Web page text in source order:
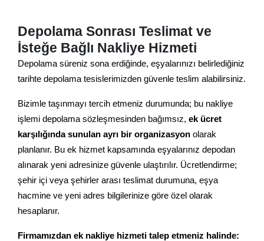
Depolama Sonrası Teslimat ve
İsteğe Bağlı Nakliye Hizmeti
Depolama süreniz sona erdiğinde, eşyalarınızı belirlediğiniz
tarihte depolama tesislerimizden güvenle teslim alabilirsiniz.
Bizimle taşınmayı tercih etmeniz durumunda; bu nakliye
işlemi depolama sözleşmesinden bağımsız, ek ücret
karşılığında sunulan ayrı bir organizasyon olarak
planlanır. Bu ek hizmet kapsamında eşyalarınız depodan
alınarak yeni adresinize güvenle ulaştırılır. Ücretlendirme;
şehir içi veya şehirler arası teslimat durumuna, eşya
hacmine ve yeni adres bilgilerinize göre özel olarak
hesaplanır.
Firmamızdan ek nakliye hizmeti talep etmeniz halinde: